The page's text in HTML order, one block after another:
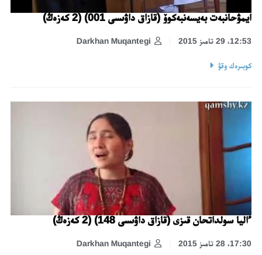
ايمۋحانبەت بەيسەنبەكوۆ (قازاق داۋىسى 001) (2 كەزەڭ)
Darkhan Muqantegi 12:53، 29 تامىز 2015
كوبىرەك وقۋ
ءاليا سولداتحان قىزى (قازاق داۋىسى 148) (2 كەزەڭ)
Darkhan Muqantegi 17:30، 28 تامىز 2015